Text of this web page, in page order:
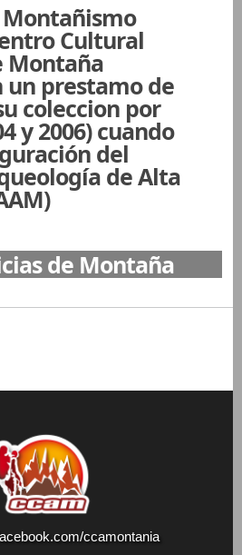
Montañismo
Cultural
Montaña
un prestamo de
coleccion por
y 2006) cuando
del
de Alta
de Montaña
ccamontania